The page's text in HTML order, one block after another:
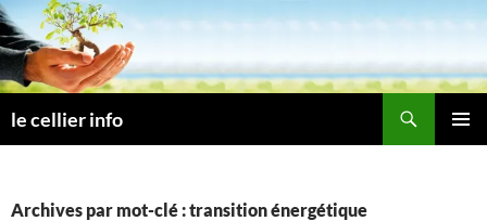
Aller
au
contenu
le cellier info
Archives par mot-clé : transition énergétique